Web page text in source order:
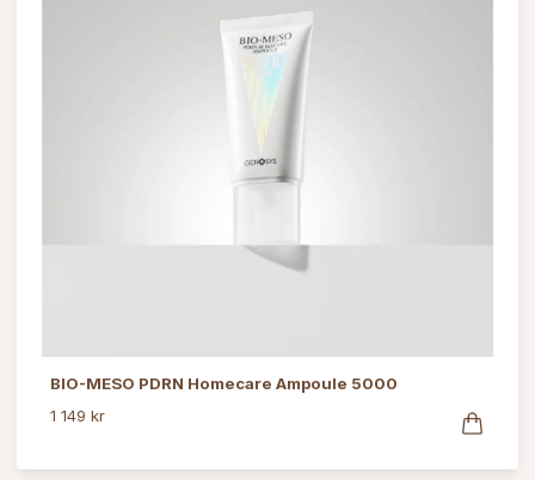
BIO-MESO PDRN Homecare Ampoule 5000
1 149 kr